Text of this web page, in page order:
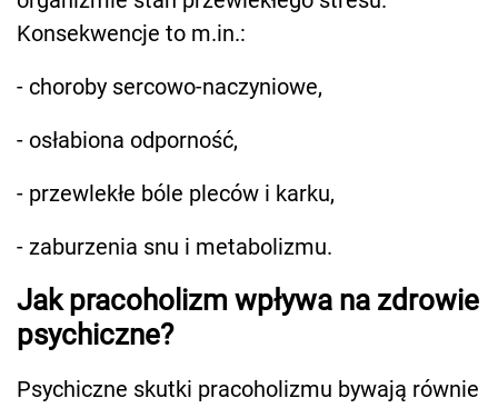
Konsekwencje to m.in.:
- choroby sercowo-naczyniowe,
- osłabiona odporność,
- przewlekłe bóle pleców i karku,
- zaburzenia snu i metabolizmu.
Jak pracoholizm wpływa na zdrowie
psychiczne?
Psychiczne skutki pracoholizmu bywają równie